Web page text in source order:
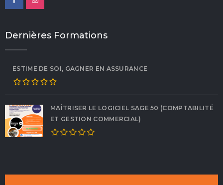
Dernières Formations
ESTIME DE SOI, GAGNER EN ASSURANCE
MAÎTRISER LE LOGICIEL SAGE 50 (COMPTABILITÉ
ET GESTION COMMERCIAL)